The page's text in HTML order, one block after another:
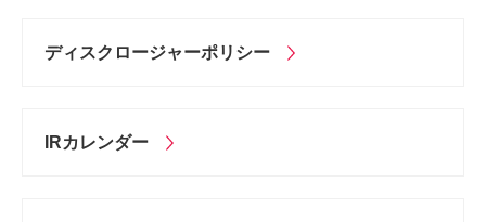
ディスクロージャーポリシー
IRカレンダー